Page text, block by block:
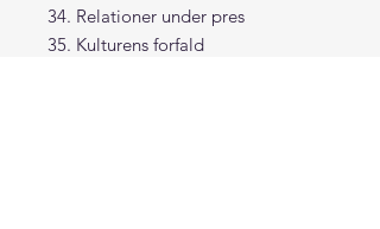
34. Relationer under pres
35. Kulturens forfald